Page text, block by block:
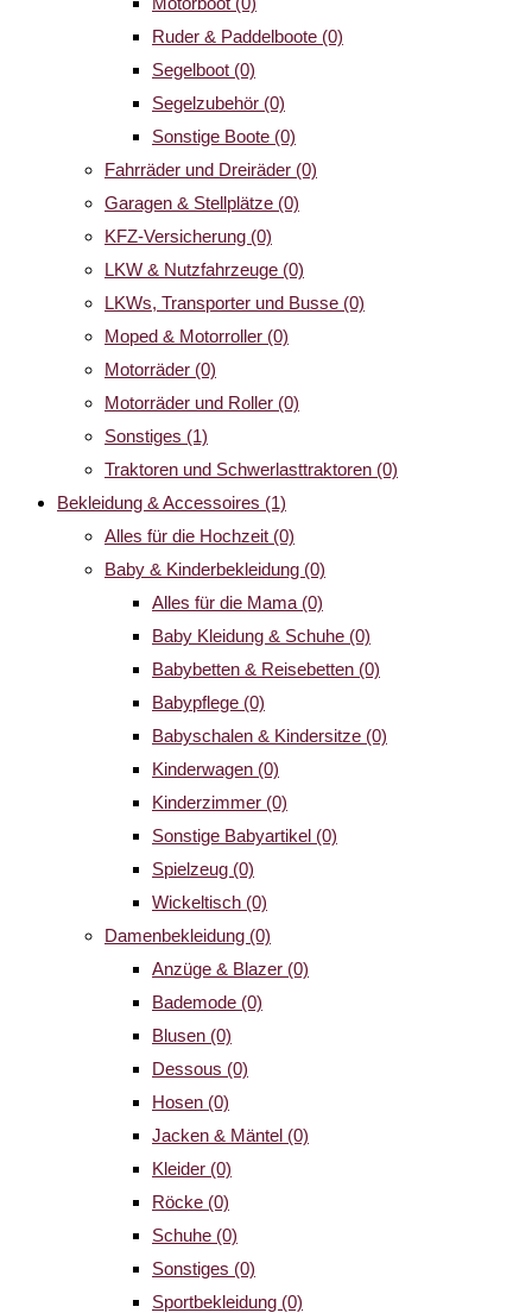
Ruder & Paddelboote (0)
Segelboot (0)
Segelzubehör (0)
Sonstige Boote (0)
Fahrräder und Dreiräder (0)
Garagen & Stellplätze (0)
KFZ-Versicherung (0)
LKW & Nutzfahrzeuge (0)
LKWs, Transporter und Busse (0)
Moped & Motorroller (0)
Motorräder (0)
Motorräder und Roller (0)
Sonstiges (1)
Traktoren und Schwerlasttraktoren (0)
Bekleidung & Accessoires (1)
Alles für die Hochzeit (0)
Baby & Kinderbekleidung (0)
Alles für die Mama (0)
Baby Kleidung & Schuhe (0)
Babybetten & Reisebetten (0)
Babypflege (0)
Babyschalen & Kindersitze (0)
Kinderwagen (0)
Kinderzimmer (0)
Sonstige Babyartikel (0)
Spielzeug (0)
Wickeltisch (0)
Damenbekleidung (0)
Anzüge & Blazer (0)
Bademode (0)
Blusen (0)
Dessous (0)
Hosen (0)
Jacken & Mäntel (0)
Kleider (0)
Röcke (0)
Schuhe (0)
Sonstiges (0)
Sportbekleidung (0)